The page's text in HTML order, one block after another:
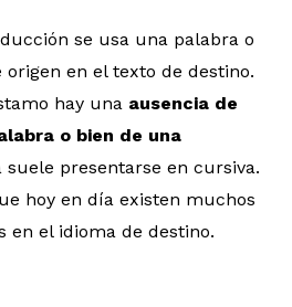
se usa una palabra o
en el texto de destino.
hay una ausencia de
o bien de una
suele presentarse en cursiva.
hoy en día existen muchos
en el idioma de destino.